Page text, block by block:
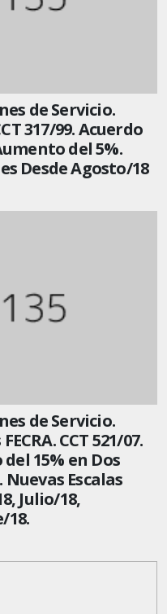
de Servicio.
317/99. Acuerdo
del 5%.
Desde Agosto/18
de Servicio.
CCT 521/07.
15% en Dos
Escalas
Julio/18,
18.